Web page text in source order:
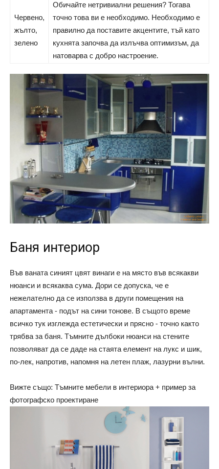
Червено,
жълто,
зелено
Обичайте нетривиални решения? Тогава
точно това ви е необходимо. Необходимо е
правилно да поставите акцентите, тъй като
кухнята започва да излъчва оптимизъм, да
натоварва с добро настроение.
Баня интериор
Във ваната синият цвят винаги е на място във всякакви
нюанси и всякаква сума. Дори се допуска, че е
нежелателно да се използва в други помещения на
апартамента - подът на сини тонове. В същото време
всичко тук изглежда естетически и прясно - точно както
трябва за баня. Тъмните дълбоки нюанси на стените
позволяват да се даде на стаята елемент на лукс и шик,
по-лек, напротив, напомня на летен плаж, лазурни вълни.
Вижте също: Тъмните мебели в интериора + пример за
фотографско проектиране